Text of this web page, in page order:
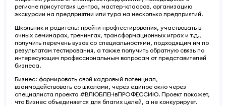
регионе присутствия центра, мастер-классов, организацию
экскурсии на предприятии или тура на несколько предприятий.
Школьник и родитель: пройти профтестирования, участвовать в
очных семинарах, тренингах, трансформационных играх и т.д.,
получить перечень вузов со специальностями, подходящим им по
результатам тестирования, а также получить обратную связь по
интересующим профессиональным вопросам от представителей
бизнеса.
Бизнес: формировать свой кадровый потенциал,
взаимодействовать со школами, через единое окно через
специалиста проекта #ВЛЮБЛЕНвПРОФЕССИЮ. Проект покажет,
что Бизнес объединяется для благих целей, а не конкурирует.